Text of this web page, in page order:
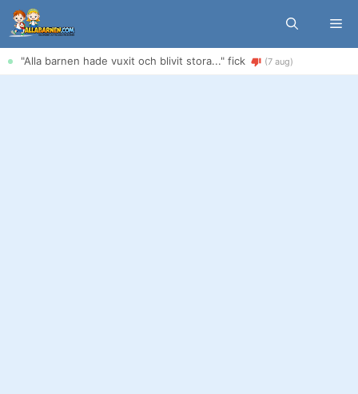
Hoppa
till
innehåll
"Alla barnen hade vuxit och blivit stora..." fick (7 aug)